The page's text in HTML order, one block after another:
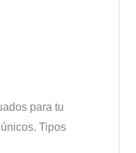
para tu
Tipos